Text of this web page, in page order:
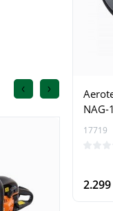
TOP
NAG-
17719